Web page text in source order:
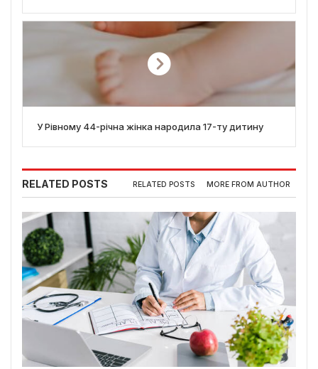
У Рівному 44-річна жінка народила 17-ту дитину
RELATED POSTS RELATED POSTS MORE FROM AUTHOR